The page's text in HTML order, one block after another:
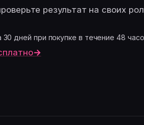
результат на своих
дней при покупке в течение 48
→